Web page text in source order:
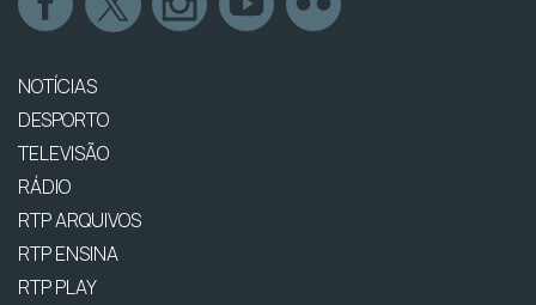
NOTÍCIAS
DESPORTO
TELEVISÃO
RÁDIO
RTP ARQUIVOS
RTP ENSINA
RTP PLAY